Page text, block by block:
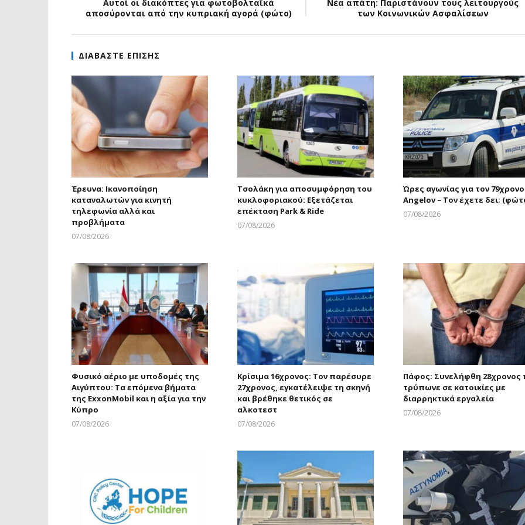
Αυτοί οι διακόπτες για φωτοβολταϊκά
αποσύρονται από την κυπριακή αγορά (φώτο)
Νέα απάτη: Παριστάνουν τους λειτουργούς
των Κοινωνικών Ασφαλίσεων
ΔΙΑΒΑΣΤΕ ΕΠΙΣΗΣ
Έρευνα: Ικανοποίηση
καταναλωτών για κινητή
τηλεφωνία αλλά και
προβλήματα
07/08/2026
Τσολάκη για αποσυμφόρηση του
κυκλοφοριακού: Εξετάζεται
επέκταση Park & Ride
07/08/2026
Ώρες αγωνίας για τον 79χρονο
Angelov – Τον έχετε δει;
07/08/2026
Φυσικό αέριο με υποδομές της
Αιγύπτου: Τα επόμενα βήματα
της ExxonMobil και η αξία για την
Κύπρο
07/08/2026
Κρίσιμα 16χρονος: Τον παρέσυρε
27χρονος, εγκατέλειψε τη σκηνή
και βρέθηκε θετικός σε
αλκοτεστ
07/08/2026
Πάφος: Συνελήφθη 28χρονος
τρύπωνε σε κατοικίες με
διαρρηκτικά εργαλεία
07/08/2026